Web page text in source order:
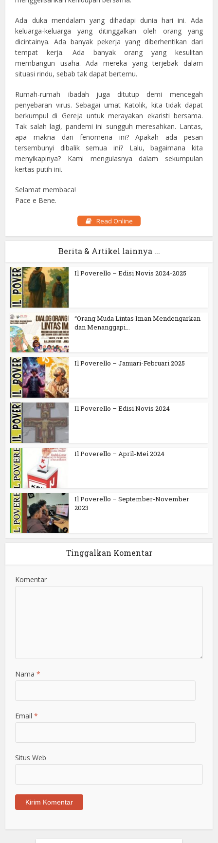
Ada duka mendalam yang dihadapi dunia hari ini. Ada
keluarga-keluarga yang ditinggalkan oleh orang yang
dicintainya. Ada banyak pekerja yang diberhentikan dari
tempat kerja. Ada banyak orang yang kesulitan
membangun usaha. Ada mereka yang terjebak dalam
situasi rindu, sebab tak dapat bertemu.
Rumah-rumah ibadah juga ditutup demi mencegah
penyebaran virus. Sebagai umat Katolik, kita tidak dapat
berkumpul di Gereja untuk merayakan ekaristi bersama.
Tak salah lagi, pandemi ini sungguh meresahkan. Lantas,
apa makna dari fenomena ini? Apakah ada pesan
tersembunyi dibalik semua ini? Lalu, bagaimana kita
menyikapinya? Kami mengulasnya dalam sekumpulan
kertas putih ini.
Selamat membaca!
Pace e Bene.
Read Online
Berita & Artikel lainnya ...
Il Poverello – Edisi Novis 2024-2025
“Orang Muda Lintas Iman Mendengarkan
dan Menanggapi...
Il Poverello – Januari-Februari 2025
Il Poverello – Edisi Novis 2024
Il Poverello – April-Mei 2024
Il Poverello – September-November
2023
Tinggalkan Komentar
Komentar
Nama*
Email*
Situs Web